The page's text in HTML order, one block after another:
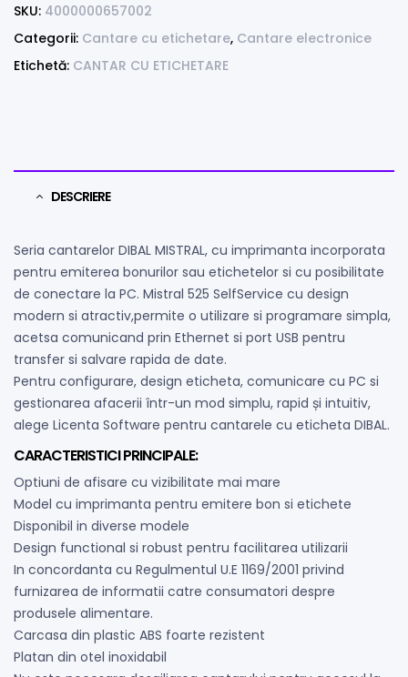
SKU: 4000000657002
Categorii: Cantare cu etichetare, Cantare electronice
Etichetă: CANTAR CU ETICHETARE
DESCRIERE
Seria cantarelor DIBAL MISTRAL, cu imprimanta incorporata
pentru emiterea bonurilor sau etichetelor si cu posibilitate
de conectare la PC. Mistral 525 SelfService cu design
modern si atractiv,permite o utilizare si programare simpla,
acetsa comunicand prin Ethernet si port USB pentru
transfer si salvare rapida de date.
Pentru configurare, design eticheta, comunicare cu PC si
gestionarea afacerii într-un mod simplu, rapid și intuitiv,
alege Licenta Software pentru cantarele cu eticheta DIBAL.
CARACTERISTICI PRINCIPALE:
Optiuni de afisare cu vizibilitate mai mare
Model cu imprimanta pentru emitere bon si etichete
Disponibil in diverse modele
Design functional si robust pentru facilitarea utilizarii
In concordanta cu Regulmentul U.E 1169/2001 privind
furnizarea de informatii catre consumatori despre
produsele alimentare.
Carcasa din plastic ABS foarte rezistent
Platan din otel inoxidabil